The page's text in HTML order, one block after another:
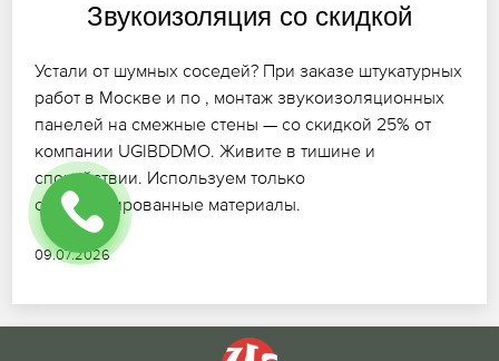
Звукоизоляция со скидкой
Устали от шумных соседей? При заказе штукатурных
работ в Москве и по , монтаж звукоизоляционных
панелей на смежные стены — со скидкой 25% от
компании UGIBDDMO. Живите в тишине и
спокойствии. Используем только
сертифицированные материалы.
09.07.2026